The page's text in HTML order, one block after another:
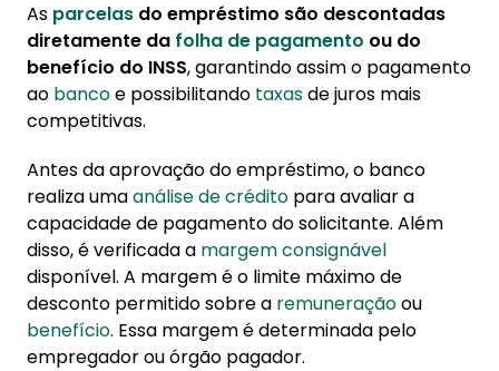
As parcelas do empréstimo são descontadas
diretamente da folha de pagamento ou do
benefício do INSS, garantindo assim o pagamento
ao bancoe possibilitando taxasde juros mais
competitivas.
Antes da aprovação do empréstimo, o banco
realiza umaanálise de crédito para avaliar a
capacidade de pagamento do solicitante. Além
disso, é verificada a margem consignável
disponível. A margem é o limite máximo de
desconto permitido sobre a remuneraçãoou
benefício. Essa margem é determinada pelo
empregador ou órgão pagador.